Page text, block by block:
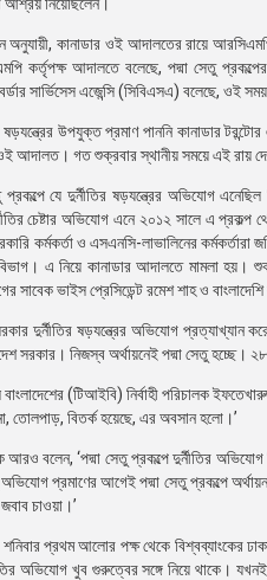
অনুযায়ী, কানাডার ওই আদালতের রায়ে
কর্তৃপক্ষ আদালতে বলেছে, পদ্মা সেতু
সার্ভিসেস এজেন্সি (সিবিএসএ) বলেছে, ওই
ষড়যন্ত্রের উপযুক্ত প্রমাণ পাননি কানাডার
ওই আদালত। গত শুক্রবার স্থানীয় সময়ে এই রায়
যে দুর্নীতির ষড়যন্ত্রের অভিযোগ
চেষ্টার অভিযোগ এনে ২০১২ সালে এ প্রকল্প
কর্মকর্তা ও এসএনসি-লাভালিনের
এ নিয়ে কানাডার আদালতে মামলা হয়।
সাবেক ভাইস প্রেসিডেন্ট রমেশ শাহ ও
দুর্নীতির ষড়যন্ত্রের অভিযোগ
সরকার। নিজস্ব অর্থায়নেই পদ্মা সেতু
বাংলাদেশের (টিআইবি) নির্বাহী পরিচালক
তোলপাড়, বিতর্ক হয়েছে, এর অবসান হলো।’
আরও বলেন, ‘পদ্মা সেতু প্রকল্পে দুর্নীতির
প্রমাণের আগেই পদ্মা সেতু প্রকল্পে
চাওয়া।’
প্রথম আলোর পক্ষ থেকে বিশ্বব্যাংকের ঢাকা
অভিযোগ খুব গুরুত্বের সঙ্গে নিয়ে থাকে।